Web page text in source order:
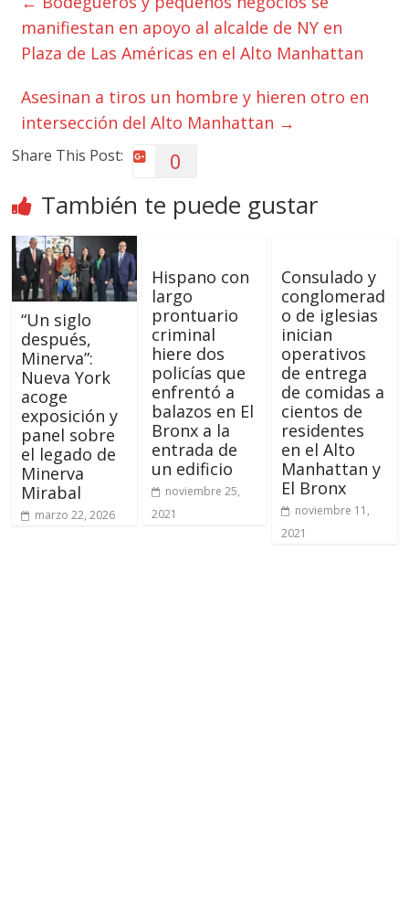
manifiestan en apoyo al alcalde de NY en
Plaza de Las Américas en el Alto Manhattan
Asesinan a tiros un hombre y hieren otro en
intersección del Alto Manhattan →
Share This Post: 0
También te puede gustar
“Un siglo
después,
Minerva”:
Nueva York
acoge
exposición y
panel sobre
el legado de
Minerva
Mirabal
marzo 22, 2026
Hispano con
largo
prontuario
criminal
hiere dos
policías que
enfrentó a
balazos en El
Bronx a la
entrada de
un edificio
noviembre 25,
2021
Consulado y
conglomerad
o de iglesias
inician
operativos
de entrega
de comidas a
cientos de
residentes
en el Alto
Manhattan y
El Bronx
noviembre 11,
2021